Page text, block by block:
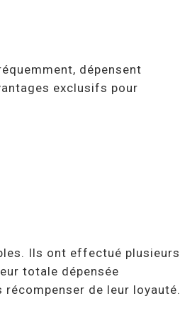
dépensent
exclusifs pour
Ils ont effectué plusieurs
totale dépensée
de leur loyauté.